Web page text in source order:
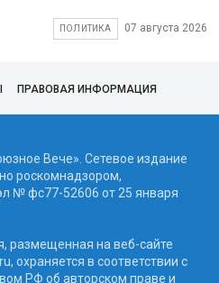
ПОЛИТИКА 07 августа 2026
ПРАВОВАЯ ИНФОРМАЦИЯ
Вече». Сетевое издание
роскомнадзором,
№ фc77-52606 от 25 января
размещенная на веб-сайте
охраняется в соответствии с
РФ об авторском праве и